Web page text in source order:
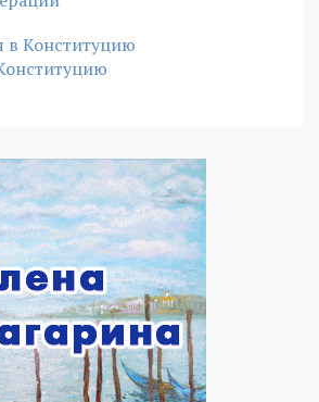
в Конституцию